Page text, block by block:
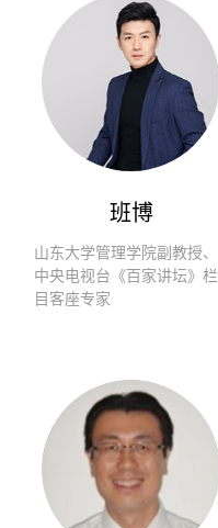
班博
山东大学管理学院副教授、
中央电视台《百家讲坛》栏
目客座专家